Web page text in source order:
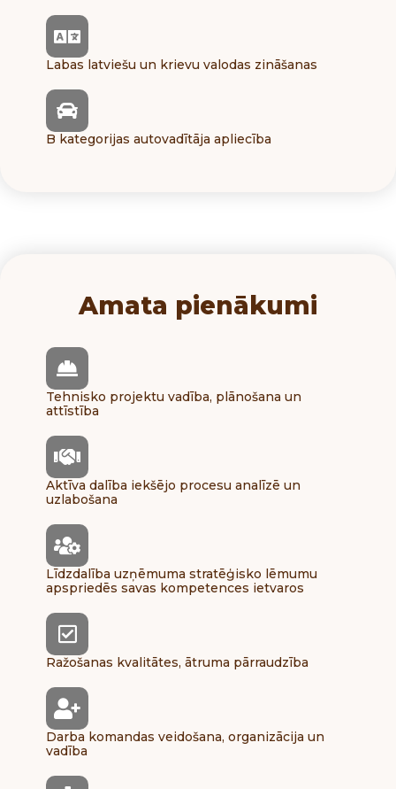
Labas latviešu un krievu valodas zināšanas
B kategorijas autovadītāja apliecība
Amata pienākumi
Tehnisko projektu vadība, plānošana un
attīstība
Aktīva dalība iekšējo procesu analīzē un
uzlabošana
Līdzdalība uzņēmuma stratēģisko lēmumu
apspriedēs savas kompetences ietvaros
Ražošanas kvalitātes, ātruma pārraudzība
Darba komandas veidošana, organizācija un
vadība